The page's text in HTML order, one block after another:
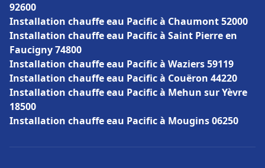
92600
Installation chauffe eau Pacific à Chaumont 52000
Installation chauffe eau Pacific à Saint Pierre en
Faucigny 74800
Installation chauffe eau Pacific à Waziers 59119
Installation chauffe eau Pacific à Couëron 44220
Installation chauffe eau Pacific à Mehun sur Yèvre
18500
Installation chauffe eau Pacific à Mougins 06250